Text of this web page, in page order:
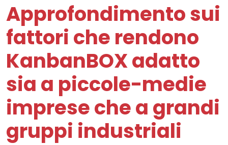
Approfondimento sui
fattori che rendono
KanbanBOX adatto
sia a piccole-medie
imprese che a grandi
gruppi industriali